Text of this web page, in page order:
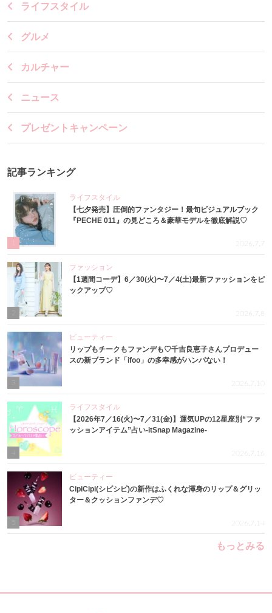
ライフスタイル
グルメ
カルチャー
ニュース
プレゼントキャンペーン
記事ランキング
ライフスタイル
【七夕発売】圧倒的ファンタジー！最旬ビジュアルブック
『PECHE 011』の見どころ＆豪華モデルを徹底解説♡
2026.7.7
ファッション
【1週間コーデ】6／30(火)〜7／4(土)最新ファッションをピ
ックアップ♡
2026.7.8
3
ビューティー
リップもチークもファンデも♡千吉良恵子さんプロデュー
スの新ブランド「ifoo」の多幸感がハンパない！
2026.7.10
4
ライフスタイル
【2026年7／16(火)〜7／31(金)】運気UPの12星座別“ファ
ッションアイテム”占い-itSnap Magazine-
2026.7.16
ビューティー
CipiCipi(シピシピ)の新作はふくれな渾身のリップ＆グリッ
ター＆クッションファンデ♡
2026.7.14
もっとみる